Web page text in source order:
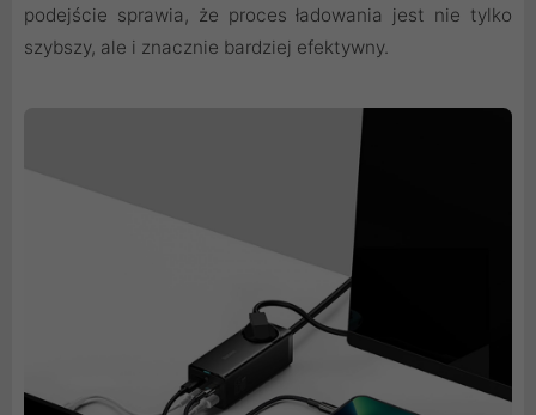
podejście sprawia, że proces ładowania jest nie tylko
szybszy, ale i znacznie bardziej efektywny.